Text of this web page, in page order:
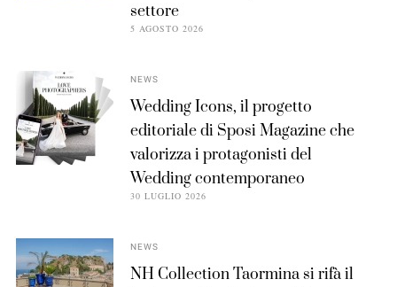
settore
5 AGOSTO 2026
NEWS
Wedding Icons, il progetto
editoriale di Sposi Magazine che
valorizza i protagonisti del
Wedding contemporaneo
30 LUGLIO 2026
NEWS
NH Collection Taormina si rifà il